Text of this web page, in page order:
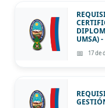
UMSA)
17 de